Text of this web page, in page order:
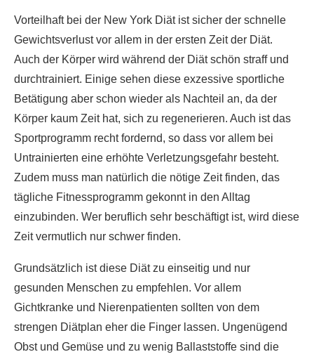
Vorteilhaft bei der New York Diät ist sicher der schnelle
Gewichtsverlust vor allem in der ersten Zeit der Diät.
Auch der Körper wird während der Diät schön straff und
durchtrainiert. Einige sehen diese exzessive sportliche
Betätigung aber schon wieder als Nachteil an, da der
Körper kaum Zeit hat, sich zu regenerieren. Auch ist das
Sportprogramm recht fordernd, so dass vor allem bei
Untrainierten eine erhöhte Verletzungsgefahr besteht.
Zudem muss man natürlich die nötige Zeit finden, das
tägliche Fitnessprogramm gekonnt in den Alltag
einzubinden. Wer beruflich sehr beschäftigt ist, wird diese
Zeit vermutlich nur schwer finden.
Grundsätzlich ist diese Diät zu einseitig und nur
gesunden Menschen zu empfehlen. Vor allem
Gichtkranke und Nierenpatienten sollten von dem
strengen Diätplan eher die Finger lassen. Ungenügend
Obst und Gemüse und zu wenig Ballaststoffe sind die